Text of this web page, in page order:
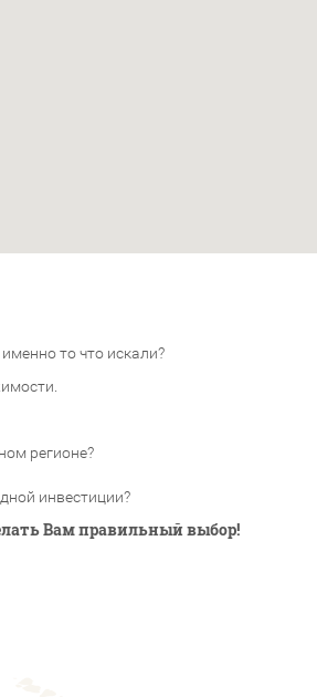
то что искали?
регионе?
инвестиции?
Вам правильный выбор!